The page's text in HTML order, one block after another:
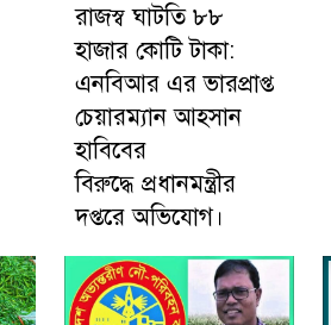
রাজস্ব ঘাটতি ৮৮
হাজার কোটি টাকা:
এনবিআর এর ভারপ্রাপ্ত
চেয়ারম্যান আহসান
হাবিবের
বিরুদ্ধে প্রধানমন্ত্রীর
দপ্তরে অভিযোগ।